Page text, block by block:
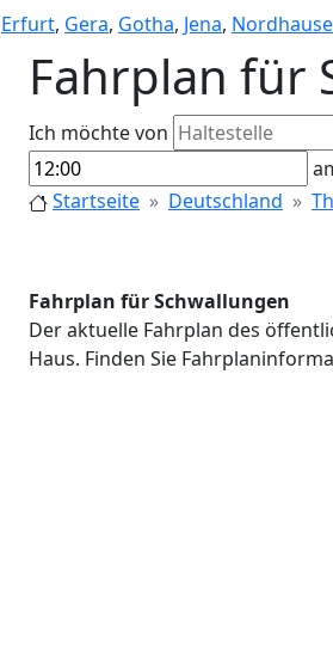
Erfurt, Gera, Gotha, Jena,
Fahrplan für
Ich möchte von
Startseite Deutschland
Fahrplan für Schwallungen
Der aktuelle Fahrplan des
Haus. Finden Sie